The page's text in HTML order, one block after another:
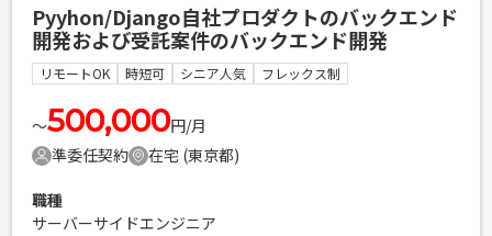
必須スキル
・基本設計〜 ・Javascript、HTML、CSS、（Veu.js）の経験
・Python(Django)、Java（Spring）を使用した開発経験 ※
優先はPythonですが、どちらかあれば良いです。 Python未
経験でも学習意欲があれば良い。
PHPを用いたWebサービスの開発経験4年以上
Laravelを用いた開発経験1年以上
エンジニア複数人のチームでの開発経験
Pyyhon/Django自社プロダクトのバックエンド
開発および受託案件のバックエンド開発
リモートOK 時短可 シニア人気 フレックス制
〜500,000円/月
準委任契約
在宅 (東京都)
職種
サーバーサイドエンジニア